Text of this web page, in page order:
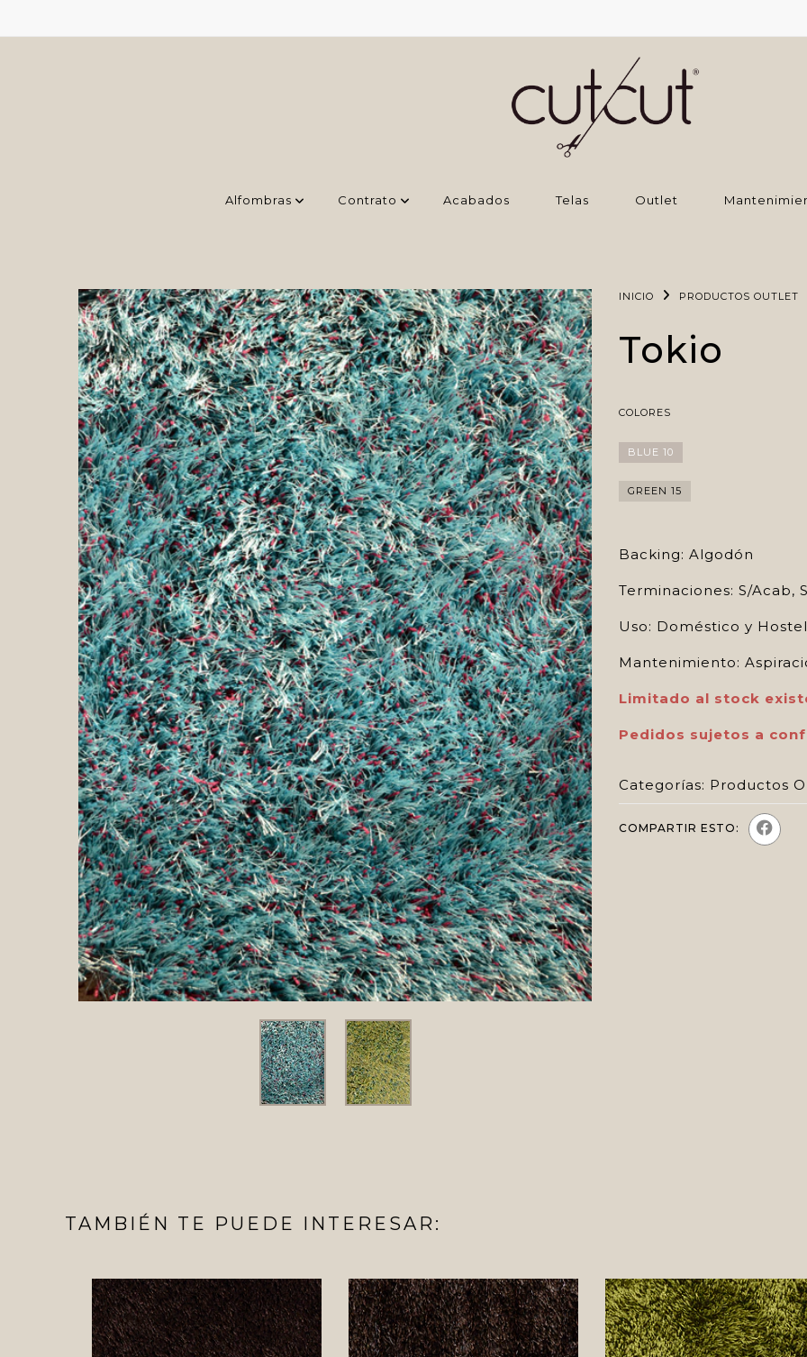
Alfombras Contrato Acabados Telas Outlet
INICIO PRODUCTOS OUTLET
Tokio
COLORES
BLUE 10
GREEN 15
Backing: Algodón
Terminaciones: S/Acab,
Uso: Doméstico y
Mantenimiento:
Limitado al stock
Pedidos sujetos a
Categorías: Productos
COMPARTIR ESTO:
TAMBIÉN TE PUEDE INTERESAR: